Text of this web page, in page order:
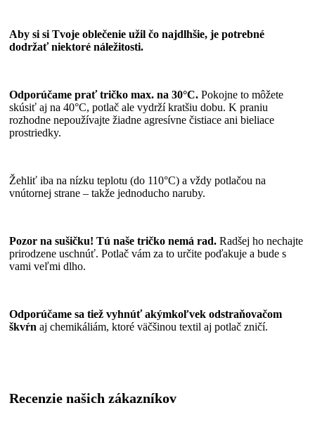
Aby si si Tvoje oblečenie užil čo najdlhšie, je potrebné
dodržať niektoré náležitosti.
Odporúčame prať tričko max. na 30°C. Pokojne to môžete
skúsiť aj na 40°C, potlač ale vydrží kratšiu dobu. K praniu
rozhodne nepoužívajte žiadne agresívne čistiace ani bieliace
prostriedky.
Žehliť iba na nízku teplotu (do 110°C) a vždy potlačou na
vnútornej strane – takže jednoducho naruby.
Pozor na sušičku! Tú naše tričko nemá rad. Radšej ho nechajte
prirodzene uschnúť. Potlač vám za to určite poďakuje a bude s
vami veľmi dlho.
Odporúčame sa tiež vyhnúť akýmkoľvek odstraňovačom
škvŕn aj chemikáliám, ktoré väčšinou textil aj potlač zničí.
Recenzie našich zákazníkov